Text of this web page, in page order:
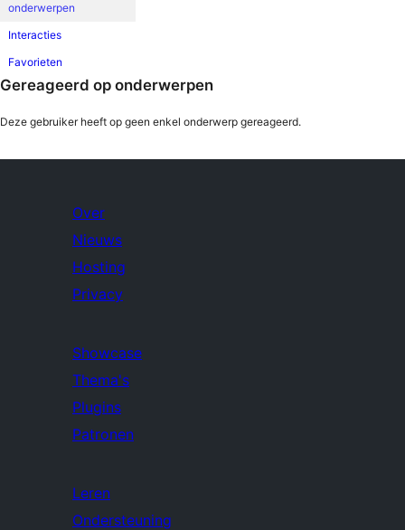
onderwerpen
Interacties
Favorieten
Gereageerd op onderwerpen
Deze gebruiker heeft op geen enkel onderwerp gereageerd.
Over
Nieuws
Hosting
Privacy
Showcase
Thema's
Plugins
Patronen
Leren
Ondersteuning